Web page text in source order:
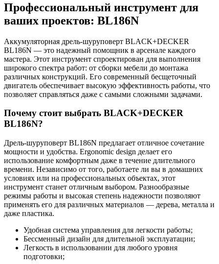
Профессиональный инструмент для
ваших проектов: BL186N
Аккумуляторная дрель-шуруповерт BLACK+DECKER
BL186N — это надежный помощник в арсенале каждого
мастера. Этот инструмент спроектирован для выполнения
широкого спектра работ: от сборки мебели до монтажа
различных конструкций. Его современный бесщеточный
двигатель обеспечивает высокую эффективность работы, что
позволяет справляться даже с самыми сложными задачами.
Почему стоит выбрать BLACK+DECKER
BL186N?
Дрель-шуруповерт BL186N предлагает отличное сочетание
мощности и удобства. Ergonomic design делает его
использование комфортным даже в течение длительного
времени. Независимо от того, работаете ли вы в домашних
условиях или на профессиональных объектах, этот
инструмент станет отличным выбором. Разнообразные
режимы работы и высокая степень надежности позволяют
применять его для различных материалов — дерева, металла и
даже пластика.
Удобная система управления для легкости работы;
Бессменный дизайн для длительной эксплуатации;
Легкость в использовании для любого уровня
подготовки;